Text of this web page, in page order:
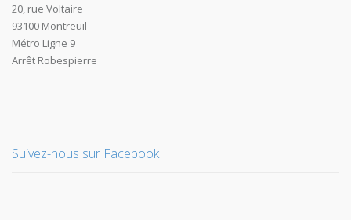
20, rue Voltaire
93100 Montreuil
Métro Ligne 9
Arrêt Robespierre
Suivez-nous sur Facebook